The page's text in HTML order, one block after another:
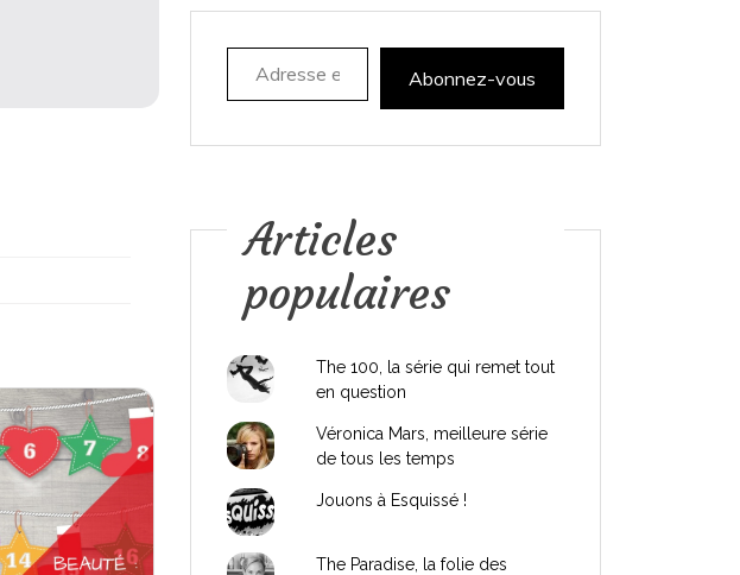
Adresse e-mail
Abonnez-vous
Articles
populaires
The 100, la série qui remet tout
en question
Véronica Mars, meilleure série
de tous les temps
Jouons à Esquissé !
The Paradise, la folie des